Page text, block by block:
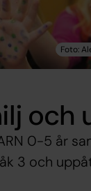
och
0-5 år
3 och